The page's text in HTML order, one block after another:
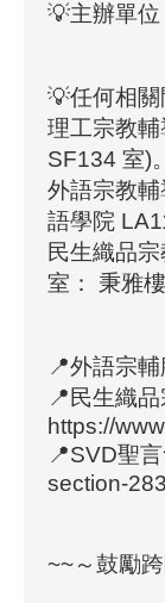
💡主辦單
💡任何相關
理工宗教
SF134 室)。
外語宗教
語學院
民生織品
室： 秉雅
📍外語宗
📍民生織品
https://
📍SVD聖
section-
~~～鼓勵